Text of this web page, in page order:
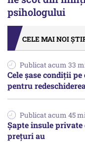
psihologului
CELE MAI NOI
Publicat acum 33
Cele șase condiții
pentru
Publicat acum 45
Șapte insule private
prețuri au